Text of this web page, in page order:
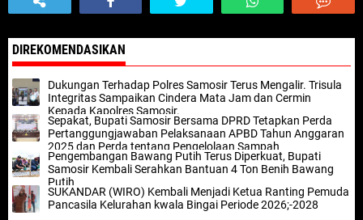
DIREKOMENDASIKAN
Dukungan Terhadap Polres Samosir Terus Mengalir. Trisula
Integritas Sampaikan Cindera Mata Jam dan Cermin
Kepada Kapolres Samosir.
Sepakat, Bupati Samosir Bersama DPRD Tetapkan Perda
Pertanggungjawaban Pelaksanaan APBD Tahun Anggaran
2025 dan Perda tentang Pengelolaan Sampah
Pengembangan Bawang Putih Terus Diperkuat, Bupati
Samosir Kembali Serahkan Bantuan 4 Ton Benih Bawang
Putih
SUKANDAR (WIRO) Kembali Menjadi Ketua Ranting Pemuda
Pancasila Kelurahan kwala Bingai Periode 2026;-2028